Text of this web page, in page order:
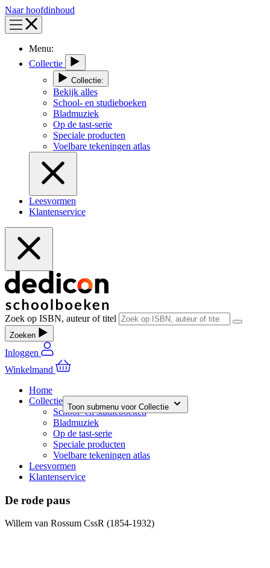
Naar hoofdinhoud
Menu:
Collectie
Collectie:
Bekijk alles
School- en studieboeken
Bladmuziek
Op de tast-serie
Speciale producten
Voelbare tekeningen atlas
Leesvormen
Klantenservice
Zoek op ISBN, auteur of titel
Zoeken
Inloggen
Winkelmand
Home
Collectie
Toon submenu voor Collectie
School- en studieboeken
Bladmuziek
Op de tast-serie
Speciale producten
Voelbare tekeningen atlas
Leesvormen
Klantenservice
De rode paus
Willem van Rossum CssR (1854-1932)